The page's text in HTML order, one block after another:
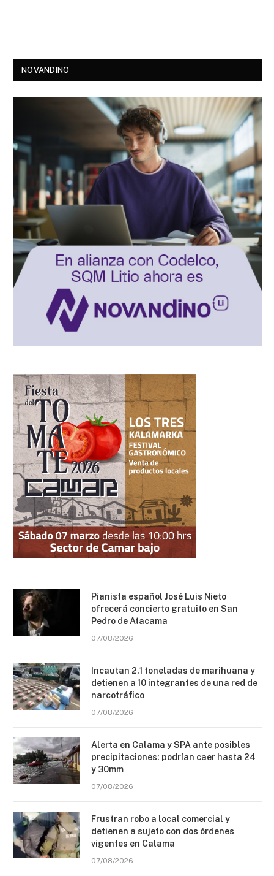
NOVANDINO
Pianista español José Luis Nieto
ofrecerá concierto gratuito en San
Pedro de Atacama
07/08/2026
Incautan 2,1 toneladas de marihuana y
detienen a 10 integrantes de una red de
narcotráfico
07/08/2026
Alerta en Calama y SPA ante posibles
precipitaciones: podrían caer hasta 24
y 30mm
07/08/2026
Frustran robo a local comercial y
detienen a sujeto con dos órdenes
vigentes en Calama
07/08/2026